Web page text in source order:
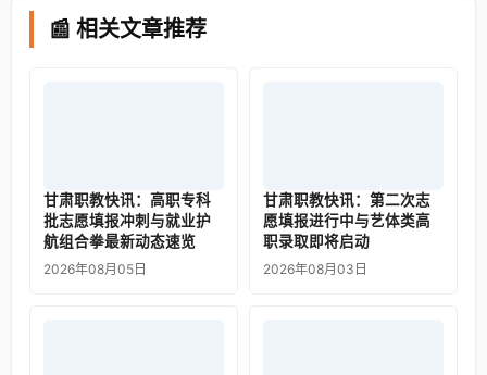
📰 相关文章推荐
甘肃职教快讯：高职专科
批志愿填报冲刺与就业护
航组合拳最新动态速览
2026年08月05日
甘肃职教快讯：第二次志
愿填报进行中与艺体类高
职录取即将启动
2026年08月03日